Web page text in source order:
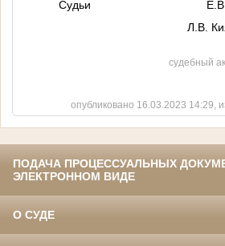
Судьи Е.В.
Л.В.
судебный
опубликовано 16.03.2023 14:29,
ПОДАЧА ПРОЦЕССУАЛЬНЫХ
ЭЛЕКТРОННОМ ВИДЕ
О СУДЕ